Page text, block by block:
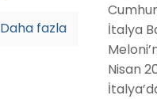
Daha fazla
İtalya
Nisan